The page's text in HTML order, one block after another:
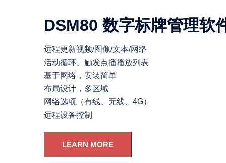
DSM80 数字标牌管理软
远程更新视频/图像/文本/网络
活动循环、触发点播播放列表
基于网络，安装简单
布局设计，多区域
网络选项（有线、无线、4G）
远程设备控制
LEARN MORE